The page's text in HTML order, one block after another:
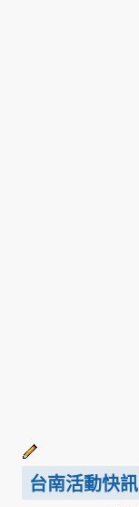
台南活動快訊